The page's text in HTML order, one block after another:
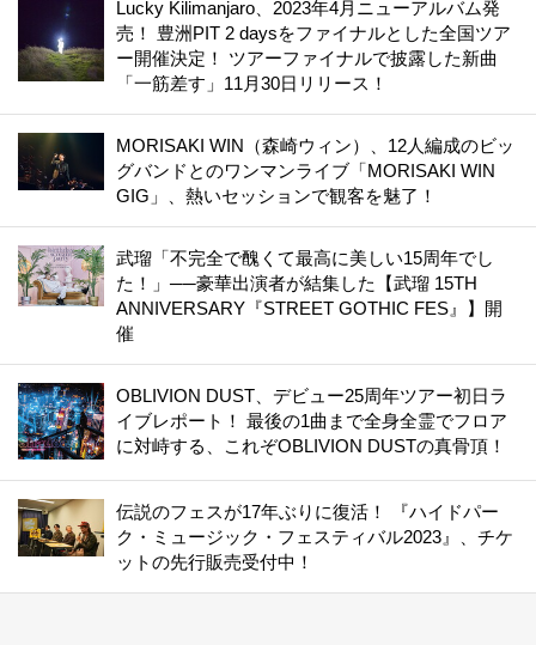
Lucky Kilimanjaro、2023年4月ニューアルバム発
売！ 豊洲PIT 2 daysをファイナルとした全国ツア
ー開催決定！ ツアーファイナルで披露した新曲
「一筋差す」11月30日リリース！
MORISAKI WIN（森崎ウィン）、12人編成のビッ
グバンドとのワンマンライブ「MORISAKI WIN
GIG」、熱いセッションで観客を魅了！
武瑠「不完全で醜くて最高に美しい15周年でし
た！」──豪華出演者が結集した【武瑠 15TH
ANNIVERSARY『STREET GOTHIC FES』】開
催
OBLIVION DUST、デビュー25周年ツアー初日ラ
イブレポート！ 最後の1曲まで全身全霊でフロア
に対峙する、これぞOBLIVION DUSTの真骨頂！
伝説のフェスが17年ぶりに復活！ 『ハイドパー
ク・ミュージック・フェスティバル2023』、チケ
ットの先行販売受付中！